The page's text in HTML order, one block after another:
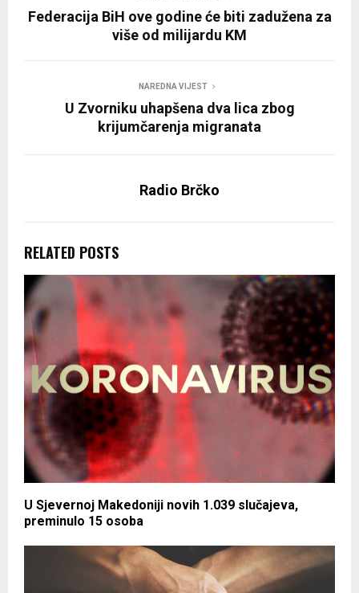
Federacija BiH ove godine će biti zadužena za
više od milijardu KM
NAREDNA VIJEST
U Zvorniku uhapšena dva lica zbog
krijumčarenja migranata
Radio Brčko
RELATED POSTS
U Sjevernoj Makedoniji novih 1.039 slučajeva,
preminulo 15 osoba